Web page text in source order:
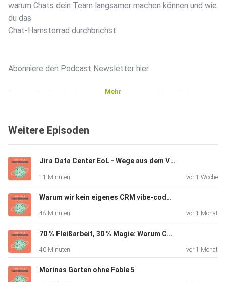
warum Chats dein Team langsamer machen können und wie
du das
Chat-Hamsterrad durchbrichst.
Abonniere den Podcast Newsletter hier.
Fragen, Kritik oder Interviewanfragen - melde dich hier.
Mehr
Weitere Episoden
Jira Data Center EoL - Wege aus dem Vendor Lock-In
11 Minuten vor 1 Woche
Warum wir kein eigenes CRM vibe-coden (und was stattdessen wirklich hilft)
48 Minuten vor 1 Monat
70 % Fleißarbeit, 30 % Magie: Warum CRM-Projekte an der langweiligen Hälfte scheitern
40 Minuten vor 1 Monat
Marinas Garten ohne Fable 5